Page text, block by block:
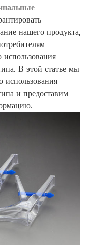
нашего продукта,
В этой статье мы
использования
и предоставим